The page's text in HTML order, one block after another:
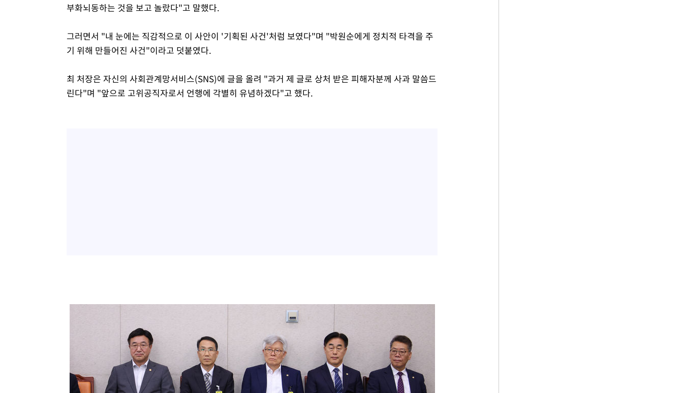
부화뇌동하는 것을 보고 놀랐다"고 말했다.
그러면서 "내 눈에는 직감적으로 이 사안이 '기획된 사건'처럼 보였다"며 "박원순에게 정치적 타격을 주
기 위해 만들어진 사건"이라고 덧붙였다.
최 처장은 자신의 사회관계망서비스(SNS)에 글을 올려 "과거 제 글로 상처 받은 피해자분께 사과 말씀드
린다"며 "앞으로 고위공직자로서 언행에 각별히 유념하겠다"고 했다.